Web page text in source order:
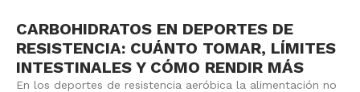
CARBOHIDRATOS EN DEPORTES DE
RESISTENCIA: CUÁNTO TOMAR, LÍMITES
INTESTINALES Y CÓMO RENDIR MÁS
En los deportes de resistencia aeróbica la alimentación no